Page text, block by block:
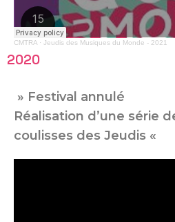
CMTRA · Jeudis des Musiques du Monde - 2021
2020
» Festival annulé
Réalisation d’une série
coulisses des Jeudis «